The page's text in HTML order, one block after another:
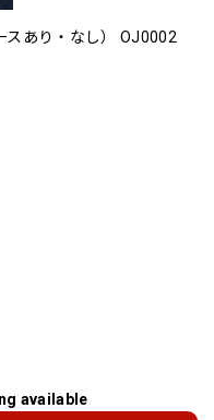
スあり・なし） OJ0002
available